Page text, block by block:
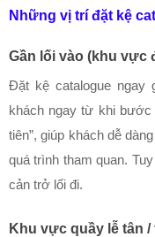
Những vị trí đặt kệ
Gần lối vào (khu vực
Đặt kệ catalogue ngay
khách ngay từ khi
tiên”, giúp khách dễ
quá trình tham quan.
cản trở lối đi.
Khu vực quầy lễ tân /